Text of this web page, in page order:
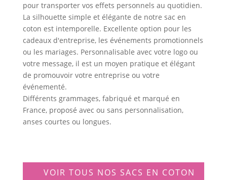
pour transporter vos effets personnels au quotidien.
La silhouette simple et élégante de notre sac en
coton est intemporelle. Excellente option pour les
cadeaux d'entreprise, les événements promotionnels
ou les mariages. Personnalisable avec votre logo ou
votre message, il est un moyen pratique et élégant
de promouvoir votre entreprise ou votre
événementé.
Différents grammages, fabriqué et marqué en
France, proposé avec ou sans personnalisation,
anses courtes ou longues.
VOIR TOUS NOS SACS EN COTON